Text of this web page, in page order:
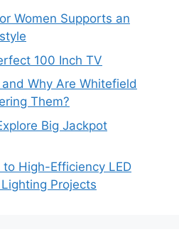
Women Supports an
100 Inch TV
Why Are Whitefield
Them?
Big Jackpot
High-Efficiency LED
Projects